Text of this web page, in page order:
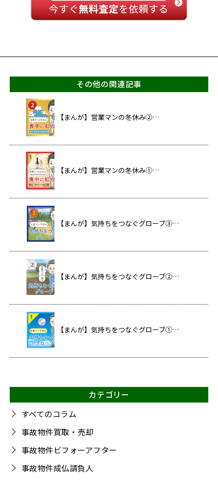
その他の関連記事
【まんが】営業マンの冬休み②…
【まんが】営業マンの冬休み①…
【まんが】気持ちをつなぐグローブ③…
【まんが】気持ちをつなぐグローブ②…
【まんが】気持ちをつなぐグローブ①…
カテゴリー
すべてのコラム
事故物件買取・売却
事故物件ビフォーアフター
事故物件成仏請負人